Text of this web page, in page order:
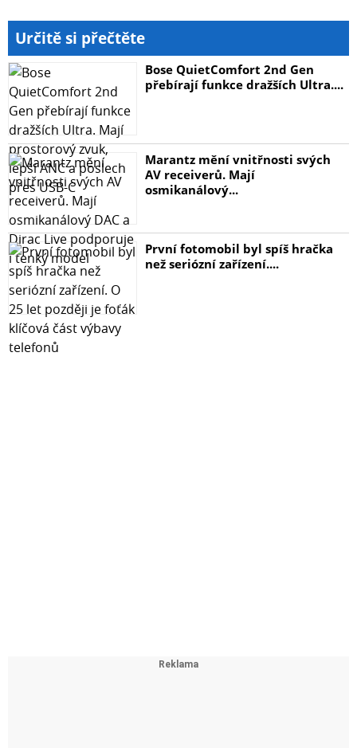
Určitě si přečtěte
Bose QuietComfort 2nd Gen
přebírají funkce dražších Ultra....
Marantz mění vnitřnosti svých
AV receiverů. Mají
osmikanálový...
První fotomobil byl spíš hračka
než seriózní zařízení....